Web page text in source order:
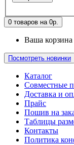
0 товаров на 0р.
Ваша корзина
Посмотреть новинки
Каталог
Совместные
Доставка и
Прайс
Пошив на
Таблицы
Контакты
Политика